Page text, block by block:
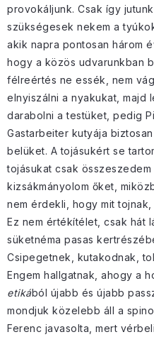
provokáljunk. Csak így
szükségesek nekem a
akik napra pontosan három
hogy a közös udvarunkban
félreértés ne essék, nem
elnyiszálni a nyakukat, majd
darabolni a testüket, pedig
Gastarbeiter kutyája
belüket. A tojásukért se
tojásukat csak
kizsákmányolom őket,
nem érdekli, hogy mit
Ez nem értékítélet, csak hát
süketnéma pasas
Csipegetnek, kutakodnak,
Engem hallgatnak, ahogy a
etikából újabb és újabb
mondjuk közelebb áll a
Ferenc javasolta, mert